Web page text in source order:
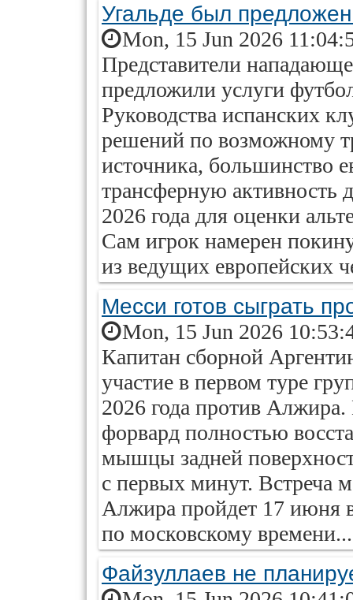
Угальде был
Mon, 15 Jun 2026
Представители
предложили услуги
Руководства испанских
решений по возможному
источника, большинство
трансферную активность
2026 года для оценки
Сам игрок намерен
из ведущих европейских
Месси готов сыграть
Mon, 15 Jun 2026
Капитан сборной
участие в первом туре
2026 года против
форвард полностью
мышцы задней
с первых минут. Встреча
Алжира пройдет 17 июня
по московскому времени...
Файзуллаев не